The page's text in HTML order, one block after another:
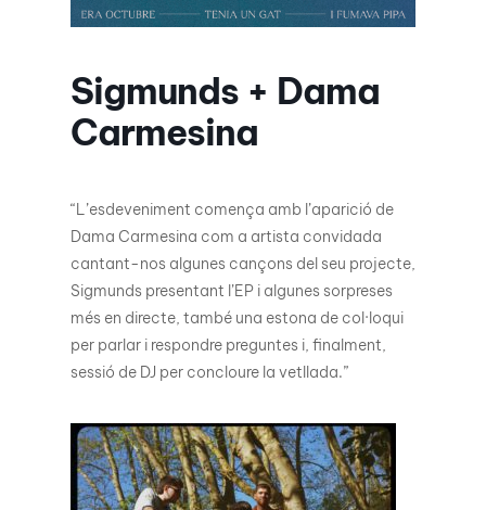
Sigmunds + Dama
Carmesina
“L’esdeveniment comença amb l’aparició de
Dama Carmesina com a artista convidada
cantant-nos algunes cançons del seu projecte,
Sigmunds presentant l’EP i algunes sorpreses
més en directe, també una estona de col·loqui
per parlar i respondre preguntes i, finalment,
sessió de DJ per concloure la vetllada.”